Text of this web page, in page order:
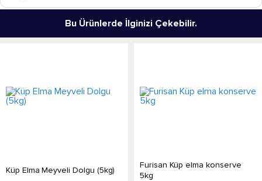
Bu Ürünlerde İlginizi Çekebilir.
Küp Elma Meyveli Dolgu (5kg)
Furisan Küp elma konserve
5kg